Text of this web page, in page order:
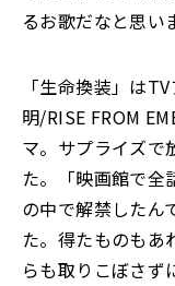
るお歌だなと思い
「生命換装」は
明/RISE FROM
マ。サプライズで
た。「映画館で全
の中で解禁したん
た。得たものもあ
らも取りこぼさず